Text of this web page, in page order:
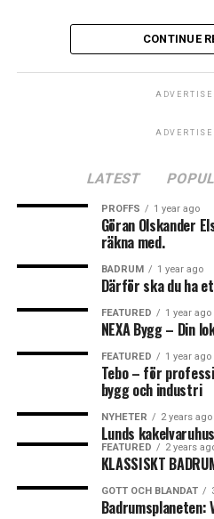
0
WTF
Leave
What's Your
ANGRY
Vi tar oss dock an arbete i
utfört jobb från Ystad till
Vår primära kundbas är
När det kommer till arbeten
tillexempel el eller VVS, så
samarbetspartners inom
erbjuda er en totallösning på
Ni behöver alltså inte ha
utan ni har bara en kontakt,
CONTINUE
LATEST
PROFFS 1 year ago
Göran Olskander
räkna med.
BADRUM 1 year ago
Därför ska du ha
FEATURED 1 year ago
NEXA Bygg – Din
FEATURED 1 year ago
Tebo – för
bygg och industri
NYHETER 2 years ago
Lunds
FEATURED 2 years
KLASSISKT
GOTT OCH BLANDAT
Badrumsplaneten: